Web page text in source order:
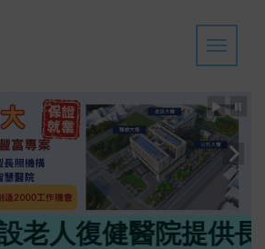
Toggle
健醫院提供長期照